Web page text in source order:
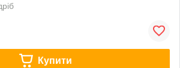
Купити